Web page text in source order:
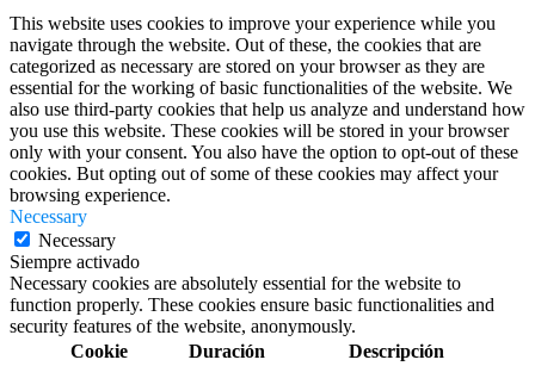
This website uses cookies to improve your experience while you
navigate through the website. Out of these, the cookies that are
categorized as necessary are stored on your browser as they are
essential for the working of basic functionalities of the website. We
also use third-party cookies that help us analyze and understand how
you use this website. These cookies will be stored in your browser
only with your consent. You also have the option to opt-out of these
cookies. But opting out of some of these cookies may affect your
browsing experience.
Necessary
Necessary
Siempre activado
Necessary cookies are absolutely essential for the website to
function properly. These cookies ensure basic functionalities and
security features of the website, anonymously.
Cookie
Duración Descripción